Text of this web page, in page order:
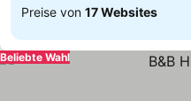
Preise von 17 Websites
Beliebte Wahl